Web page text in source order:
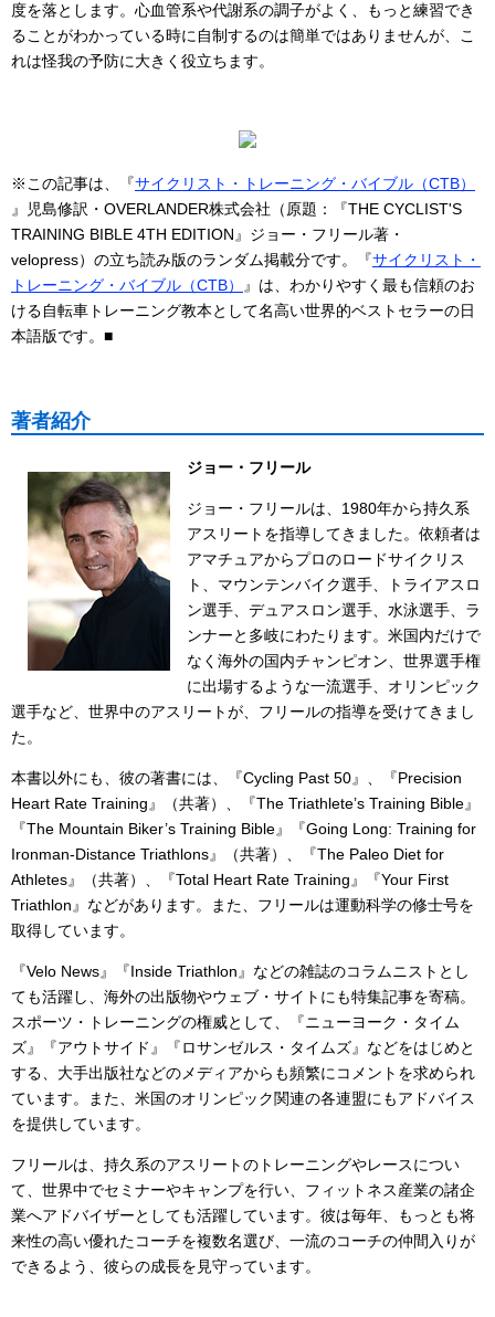
度を落とします。心血管系や代謝系の調子がよく、もっと練習でき
ることがわかっている時に自制するのは簡単ではありませんが、こ
れは怪我の予防に大きく役立ちます。
※この記事は、『サイクリスト・トレーニング・バイブル（CTB）
』児島修訳・OVERLANDER株式会社（原題：『THE CYCLIST'S
TRAINING BIBLE 4TH EDITION』ジョー・フリール著・
velopress）の立ち読み版のランダム掲載分です。『サイクリスト・
トレーニング・バイブル（CTB）
』は、わかりやすく最も信頼のお
ける自転車トレーニング教本として名高い世界的ベストセラーの日
本語版です。■
著者紹介
ジョー・フリール
ジョー・フリールは、1980年から持久系
アスリートを指導してきました。依頼者は
アマチュアからプロのロードサイクリス
ト、マウンテンバイク選手、トライアスロ
ン選手、デュアスロン選手、水泳選手、ラ
ンナーと多岐にわたります。米国内だけで
なく海外の国内チャンピオン、世界選手権
に出場するような一流選手、オリンピック
選手など、世界中のアスリートが、フリールの指導を受けてきまし
た。
本書以外にも、彼の著書には、『Cycling Past 50』、『Precision
Heart Rate Training』（共著）、『The Triathlete’s Training Bible』
『The Mountain Biker’s Training Bible』『Going Long: Training for
Ironman-Distance Triathlons』（共著）、『The Paleo Diet for
Athletes』（共著）、『Total Heart Rate Training』『Your First
Triathlon』などがあります。また、フリールは運動科学の修士号を
取得しています。
『Velo News』『Inside Triathlon』などの雑誌のコラムニストとし
ても活躍し、海外の出版物やウェブ・サイトにも特集記事を寄稿。
スポーツ・トレーニングの権威として、『ニューヨーク・タイム
ズ』『アウトサイド』『ロサンゼルス・タイムズ』などをはじめと
する、大手出版社などのメディアからも頻繁にコメントを求められ
ています。また、米国のオリンピック関連の各連盟にもアドバイス
を提供しています。
フリールは、持久系のアスリートのトレーニングやレースについ
て、世界中でセミナーやキャンプを行い、フィットネス産業の諸企
業へアドバイザーとしても活躍しています。彼は毎年、もっとも将
来性の高い優れたコーチを複数名選び、一流のコーチの仲間入りが
できるよう、彼らの成長を見守っています。